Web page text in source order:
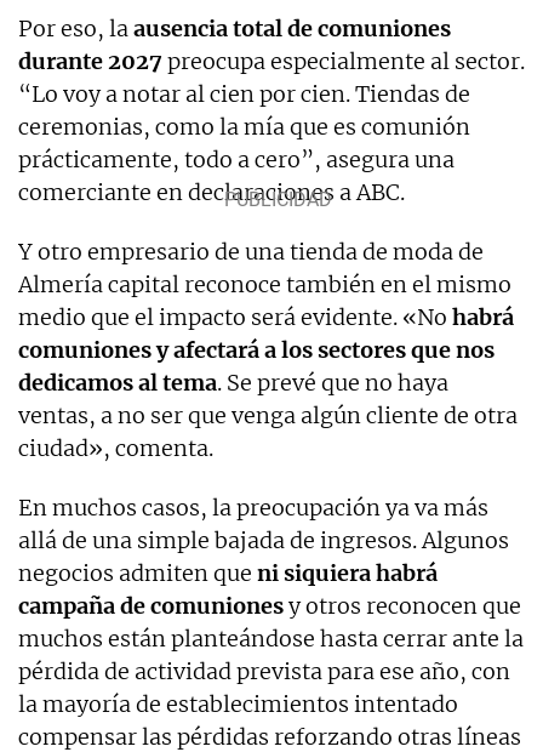
Por eso, laausencia total de comuniones
durante 2027 preocupa especialmente al sector.
“Lo voy a notar al cien por cien. Tiendas de
ceremonias, como la mía que es comunión
prácticamente, todo a cero”, asegura una
comerciante en declaraciones a ABC.
Y otro empresario de una tienda de moda de
Almería capital reconoce también en el mismo
medio que el impacto será evidente. «No habrá
comuniones y afectará a los sectores que nos
dedicamos al tema. Se prevé que no haya
ventas, a no ser que venga algún cliente de otra
ciudad», comenta.
En muchos casos, la preocupación ya va más
allá de una simple bajada de ingresos. Algunos
negocios admiten que ni siquiera habrá
campaña de comunionesy otros reconocen que
muchos están planteándose hasta cerrar ante la
pérdida de actividad prevista para ese año, con
la mayoría de establecimientos intentado
compensar las pérdidas reforzando otras líneas